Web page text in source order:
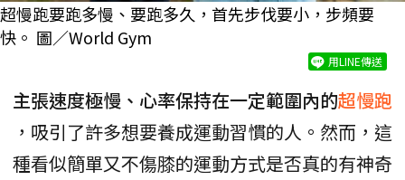
超慢跑要跑多慢、要跑多久，首先步伐要小，步頻要
快。 圖／World Gym
用LINE傳送
主張速度極慢、心率保持在一定範圍內的超慢跑
，吸引了許多想要養成運動習慣的人。然而，這
種看似簡單又不傷膝的運動方式是否真的有神奇